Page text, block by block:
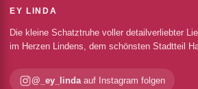
EY LINDA
Die kleine Schatztruhe voller detailverliebter
im Herzen Lindens, dem schönsten Stadtteil
@_ey_lindaauf Instagram folgen